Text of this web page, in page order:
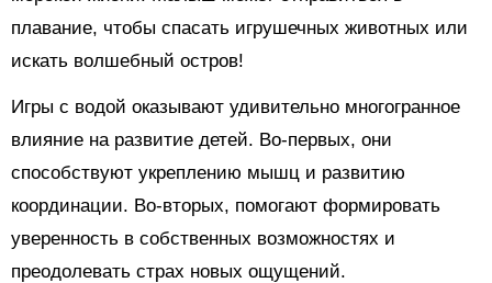
плавание, чтобы спасать игрушечных животных или
искать волшебный остров!
Игры с водой оказывают удивительно многогранное
влияние на развитие детей. Во-первых, они
способствуют укреплению мышц и развитию
координации. Во-вторых, помогают формировать
уверенность в собственных возможностях и
преодолевать страх новых ощущений.